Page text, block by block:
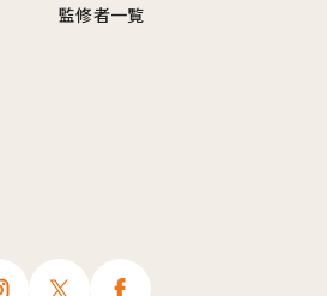
監修者一覧